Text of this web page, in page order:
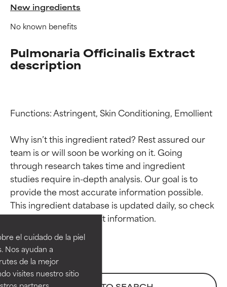
el cuidado de la piel
Nos ayudan a
de la mejor
visites nuestro sitio
New ingredients
No known benefits
Pulmonaria Officinalis Extract
description
Functions: Astringent, Skin Conditioning, Emollient
Why isn’t this ingredient rated? Rest assured our
team is or will soon be working on it. Going
through research takes time and ingredient
studies require in-depth analysis. Our goal is to
provide the most accurate information possible.
This ingredient database is updated daily, so check
Calificaciones de
ingredientes
EXCELENTE
Ingrediente sobresaliente con
beneficios reales para la piel. Su
eficacia está demostrada y
Calificaciones de
ingredientes
EXCELENTE
Ingrediente sobresaliente con
beneficios reales para la piel. Su
eficacia está demostrada y